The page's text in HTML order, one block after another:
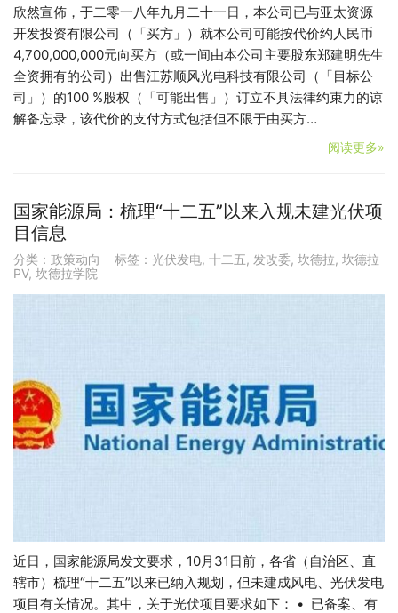
欣然宣佈，于二零一八年九月二十一日，本公司已与亚太资源
开发投资有限公司（「买方」）就本公司可能按代价约人民币
4,700,000,000元向买方（或一间由本公司主要股东郑建明先生
全资拥有的公司）出售江苏顺风光电科技有限公司（「目标公
司」）的100 %股权（「可能出售」）订立不具法律约束力的谅
解备忘录，该代价的支付方式包括但不限于由买方…
阅读更多»
国家能源局：梳理“十二五”以来入规未建光伏项
目信息
分类： 政策动向 标签： 光伏发电, 十二五, 发改委, 坎德拉, 坎德拉
PV, 坎德拉学院
近日，国家能源局发文要求，10月31日前，各省（自治区、直
辖市）梳理“十二五”以来已纳入规划，但未建成风电、光伏发电
项目有关情况。其中，关于光伏项目要求如下： • 已备案、有